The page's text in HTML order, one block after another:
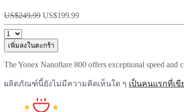
US$249.99 US$199.99
เพิ่มลงในตะกร้า
The Yonex Nanoflare 800 offers exceptional speed and
ผลิตภัณฑ์นี้ยังไม่มีความคิดเห็นใด ๆ เป็นคนแรกที่เขี